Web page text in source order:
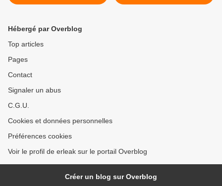
Hébergé par Overblog
Top articles
Pages
Contact
Signaler un abus
C.G.U.
Cookies et données personnelles
Préférences cookies
Voir le profil de erleak sur le portail Overblog
Créer un blog sur Overblog